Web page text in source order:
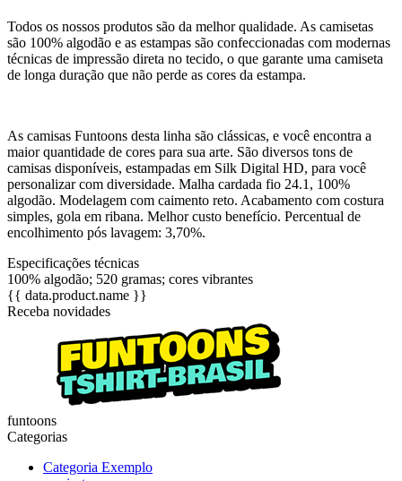
Todos os nossos produtos são da melhor qualidade. As camisetas
são 100% algodão e as estampas são confeccionadas com modernas
técnicas de impressão direta no tecido, o que garante uma camiseta
de longa duração que não perde as cores da estampa.
As camisas Funtoons desta linha são clássicas, e você encontra a
maior quantidade de cores para sua arte. São diversos tons de
camisas disponíveis, estampadas em Silk Digital HD, para você
personalizar com diversidade. Malha cardada fio 24.1, 100%
algodão. Modelagem com caimento reto. Acabamento com costura
simples, gola em ribana. Melhor custo benefício. Percentual de
encolhimento pós lavagem: 3,70%.
Especificações técnicas
100% algodão; 520 gramas; cores vibrantes
{{ data.product.name }}
Receba novidades
funtoons
Categorias
Categoria Exemplo